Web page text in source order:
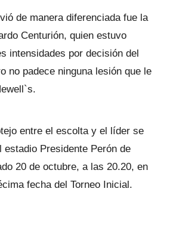
de manera diferenciada fue la
Centurión, quien estuvo
intensidades por decisión del
no padece ninguna lesión que le
entre el escolta y el líder se
estadio Presidente Perón de
20 de octubre, a las 20.20, en
fecha del Torneo Inicial.